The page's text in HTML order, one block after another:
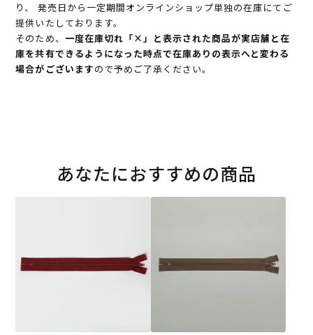
り、 発売日から一定期間オンラインショップ単独の在庫にてご
提供いたしております。
そのため、 一度在庫切れ「×」と表示された商品が実店舗と在
庫を共有できるようになった時点で在庫ありの表示へと変わる
場合がございますので予めご了承ください。
あなたにおすすめの商品